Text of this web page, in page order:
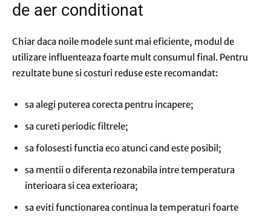
de aer conditionat
Chiar daca noile modele sunt mai eficiente, modul de
utilizare influenteaza foarte mult consumul final. Pentru
rezultate bune si costuri reduse este recomandat:
sa alegi puterea corecta pentru incapere;
sa cureti periodic filtrele;
sa folosesti functia eco atunci cand este posibil;
sa mentii o diferenta rezonabila intre temperatura
interioara si cea exterioara;
sa eviti functionarea continua la temperaturi foarte